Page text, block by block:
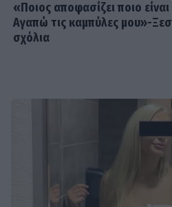
«Ποιος αποφασίζει ποιο
Αγαπώ τις καμπύλες μου»-
σχόλια